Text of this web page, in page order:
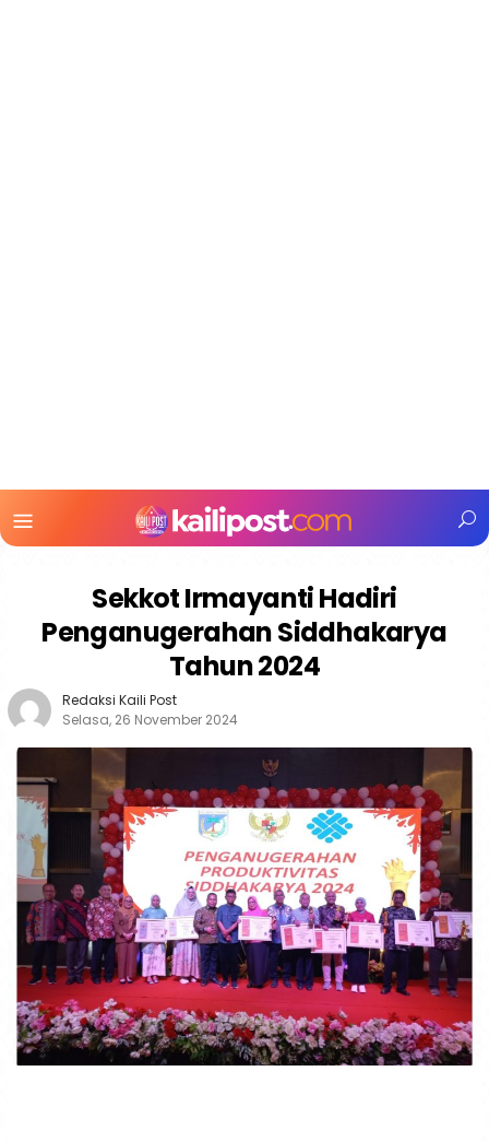
Mobile
Sekkot Irmayanti Hadiri
Penganugerahan Siddhakarya
Tahun 2024
Redaksi Kaili Post
Selasa, 26 November 2024